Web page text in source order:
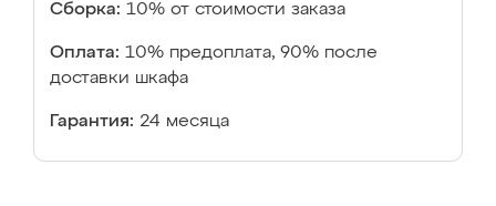
Сборка: 10% от стоимости заказа
Оплата: 10% предоплата, 90% после
доставки шкафа
Гарантия: 24 месяца